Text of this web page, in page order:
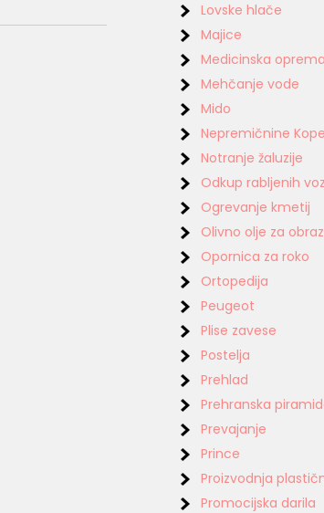
Lovske hlače
Majice
Medicinska oprema
Mehčanje vode
Mido
Nepremičnine
Notranje žaluzije
Odkup rabljenih
Ogrevanje kmetij
Olivno olje za obraz
Opornica za roko
Ortopedija
Peugeot
Plise zavese
Postelja
Prehlad
Prehranska
Prevajanje
Prince
Proizvodnja
Promocijska darila